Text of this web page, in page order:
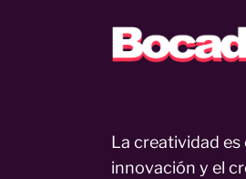
La creatividad es
innovación y el